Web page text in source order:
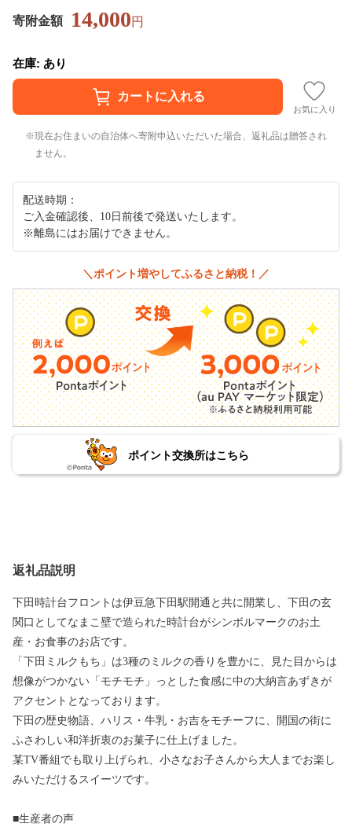
寄附金額 14,000円
在庫: あり
お気に入り
現在お住まいの自治体へ寄附申込いただいた場合、返礼品は贈答され
ません。
配送時期：
ご入金確認後、10日前後で発送いたします。
※離島にはお届けできません。
＼ポイント増やしてふるさと納税！／
ポイント交換所はこちら
返礼品説明
下田時計台フロントは伊豆急下田駅開通と共に開業し、下田の玄
関口としてなまこ壁で造られた時計台がシンボルマークのお土
産・お食事のお店です。
「下田ミルクもち」は3種のミルクの香りを豊かに、見た目からは
想像がつかない「モチモチ」っとした食感に中の大納言あずきが
アクセントとなっております。
下田の歴史物語、ハリス・牛乳・お吉をモチーフに、開国の街に
ふさわしい和洋折衷のお菓子に仕上げました。
某TV番組でも取り上げられ、小さなお子さんから大人までお楽し
みいただけるスイーツです。
■生産者の声